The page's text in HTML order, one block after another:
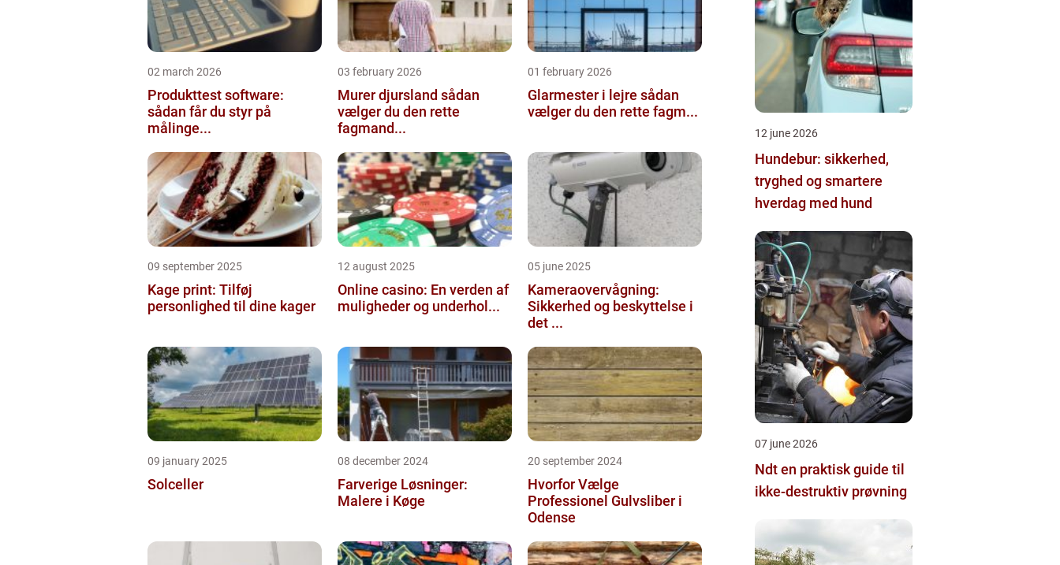
02 march 2026
Produkttest software:
sådan får du styr på
målinge...
03 february 2026
Murer djursland sådan
vælger du den rette
fagmand...
01 february 2026
Glarmester i lejre sådan
vælger du den rette fagm...
09 september 2025
Kage print: Tilføj
personlighed til dine kager
12 august 2025
Online casino: En verden af
muligheder og underhol...
05 june 2025
Kameraovervågning:
Sikkerhed og beskyttelse i
det ...
09 january 2025
Solceller
08 december 2024
Farverige Løsninger:
Malere i Køge
20 september 2024
Hvorfor Vælge
Professionel Gulvsliber i
Odense
12 june 2026
Hundebur: sikkerhed,
tryghed og smartere
hverdag med hund
07 june 2026
Ndt en praktisk guide til
ikke-destruktiv prøvning